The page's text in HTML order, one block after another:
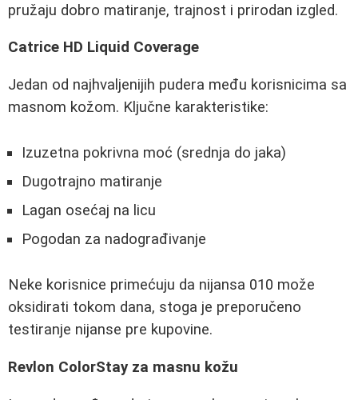
pružaju dobro matiranje, trajnost i prirodan izgled.
Catrice HD Liquid Coverage
Jedan od najhvaljenijih pudera među korisnicima sa
masnom kožom. Ključne karakteristike:
Izuzetna pokrivna moć (srednja do jaka)
Dugotrajno matiranje
Lagan osećaj na licu
Pogodan za nadograđivanje
Neke korisnice primećuju da nijansa 010 može
oksidirati tokom dana, stoga je preporučeno
testiranje nijanse pre kupovine.
Revlon ColorStay za masnu kožu